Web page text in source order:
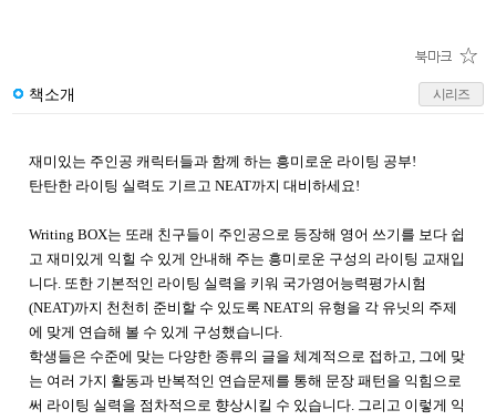
책소개 시리즈
재미있는 주인공 캐릭터들과 함께 하는 흥미로운 라이팅 공부!
탄탄한 라이팅 실력도 기르고 NEAT까지 대비하세요!
Writing BOX는 또래 친구들이 주인공으로 등장해 영어 쓰기를 보다 쉽
고 재미있게 익힐 수 있게 안내해 주는 흥미로운 구성의 라이팅 교재입
니다. 또한 기본적인 라이팅 실력을 키워 국가영어능력평가시험
(NEAT)까지 천천히 준비할 수 있도록 NEAT의 유형을 각 유닛의 주제
에 맞게 연습해 볼 수 있게 구성했습니다.
학생들은 수준에 맞는 다양한 종류의 글을 체계적으로 접하고, 그에 맞
는 여러 가지 활동과 반복적인 연습문제를 통해 문장 패턴을 익힘으로
써 라이팅 실력을 점차적으로 향상시킬 수 있습니다. 그리고 이렇게 익